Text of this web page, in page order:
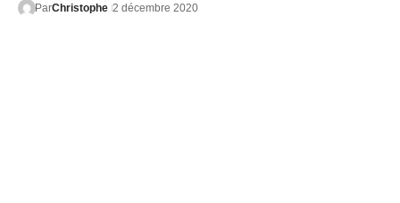
ParChristophe 2 décembre 2020